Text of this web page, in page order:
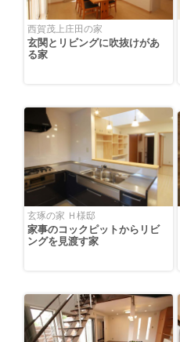
西賀茂上庄田の家
玄関とリビングに吹抜けがあ
る家
玄琢の家 Ｈ様邸
家事のコックピットからリビ
ングを見渡す家